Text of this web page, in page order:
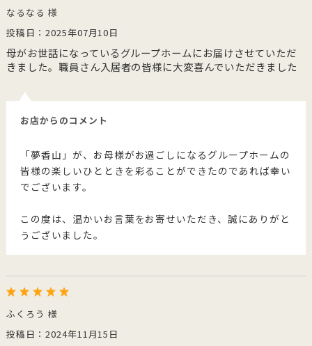
なるなる 様
投稿日：2025年07月10日
母がお世話になっているグループホームにお届けさせていただ
きました。職員さん入居者の皆様に大変喜んでいただきました
お店からのコメント
「夢香山」が、お母様がお過ごしになるグループホームの
皆様の楽しいひとときを彩ることができたのであれば幸い
でございます。
この度は、温かいお言葉をお寄せいただき、誠にありがと
うございました。
ふくろう 様
投稿日：2024年11月15日